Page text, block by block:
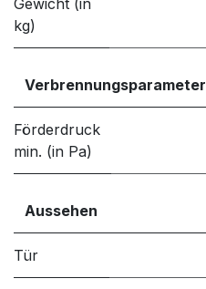
Gewicht (in
kg)
Verbrennungsparameter
Förderdruck
min. (in Pa)
Aussehen
Tür